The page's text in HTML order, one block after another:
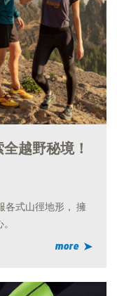
越野秘境！
各式山徑地形， 擁
more